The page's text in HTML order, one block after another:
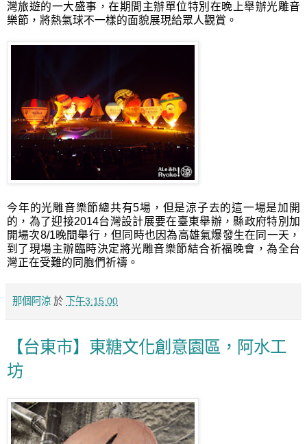
灣旅遊的一大盛事，在期間主辦單位特別在晚上舉辦光雕音
樂節，將熱氣球不一樣的面貌展現給眾人觀賞。
今年的光雕音樂節總共有5場，但是涼子去的這一場是加開
的，為了迎接2014台灣設計展要在臺東舉辦，縣政府特別加
開場次8/1晚間舉行，但同時也因為高雄氣爆發生在同一天，
到了現場主辦臨時決定將光雕音樂節結合祈福晚會，為全台
灣正在受難的同胞們祈禱。
那個阿涼 於 下午3:15:00
【台東市】東糖文化創意園區，阿水工
坊